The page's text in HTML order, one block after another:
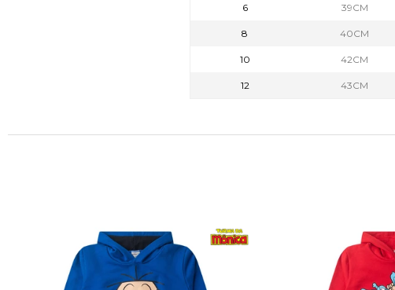
6 39CM
8 40CM
10 42CM
12 43CM